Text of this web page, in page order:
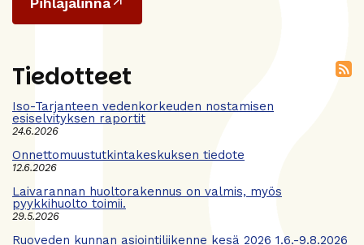
Tiedotteet
Iso-Tarjanteen vedenkorkeuden nostamisen
esiselvityksen raportit
24.6.2026
Onnettomuustutkintakeskuksen tiedote
12.6.2026
Laivarannan huoltorakennus on valmis, myös
pyykkihuolto toimii.
29.5.2026
Ruoveden kunnan asiointiliikenne kesä 2026 1.6.-9.8.2026